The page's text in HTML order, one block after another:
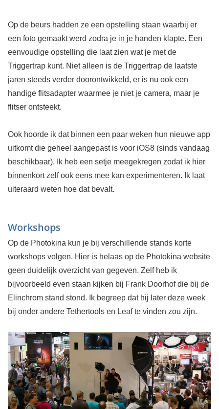
Op de beurs hadden ze een opstelling staan waarbij er
een foto gemaakt werd zodra je in je handen klapte. Een
eenvoudige opstelling die laat zien wat je met de
Triggertrap kunt. Niet alleen is de Triggertrap de laatste
jaren steeds verder doorontwikkeld, er is nu ook een
handige flitsadapter waarmee je niet je camera, maar je
flitser ontsteekt.
Ook hoorde ik dat binnen een paar weken hun nieuwe app
uitkomt die geheel aangepast is voor iOS8 (sinds vandaag
beschikbaar). Ik heb een setje meegekregen zodat ik hier
binnenkort zelf ook eens mee kan experimenteren. Ik laat
uiteraard weten hoe dat bevalt.
Workshops
Op de Photokina kun je bij verschillende stands korte
workshops volgen. Hier is helaas op de Photokina website
geen duidelijk overzicht van gegeven. Zelf heb ik
bijvoorbeeld even staan kijken bij Frank Doorhof die bij de
Elinchrom stand stond. Ik begreep dat hij later deze week
bij onder andere Tethertools en Leaf te vinden zou zijn.